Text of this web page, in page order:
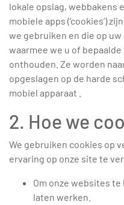
lokale opslag, webbakens
mobiele apps (‘cookies’)
we gebruiken en die op
waarmee we u of
onthouden. Ze worden
opgeslagen op de harde
mobiel apparaat .
2. Hoe we
We gebruiken cookies op
ervaring op onze site te
Om onze websites
laten werken.